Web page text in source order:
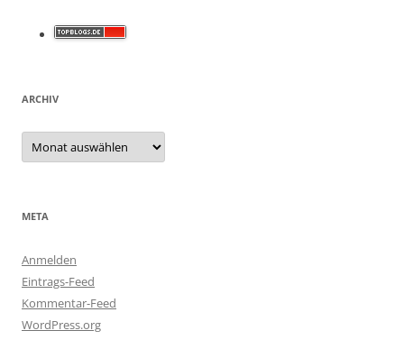
ARCHIV
Archiv
META
Anmelden
Eintrags-Feed
Kommentar-Feed
WordPress.org